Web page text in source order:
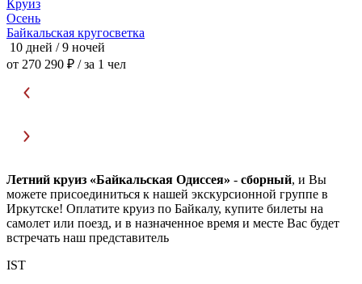
Круиз
Осень
Байкальская кругосветка
10 дней / 9 ночей
от 270 290 ₽ / за 1 чел
Летний круиз «Байкальская Одиссея» - сборный, и Вы
можете присоединиться к нашей экскурсионной группе в
Иркутске! Оплатите круиз по Байкалу, купите билеты на
самолет или поезд, и в назначенное время и месте Вас будет
встречать наш представитель
IST